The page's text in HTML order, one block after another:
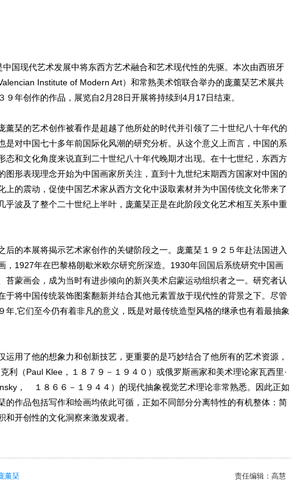
现代艺术发展中将东西方艺术融合和艺术现代性的先驱。本次由西班牙
Institute of Modern Art）和常熟美术馆联合举办的庞薰琹艺术展共
９年创作的作品，展览自2月28日开展将持续到4月17日结束。
琹的艺术创作被看作是超越了他所处的时代并引领了二十世纪八十年代的
是对中国七十多年前国际化风潮的研究分析。从这个意义上而言，中国的系
态和文化角度来说直到二十世纪八十年代晚期才出现。在十七世纪，东西方
图形表现理念开始为中国画家所关注，直到十九世纪末期西方国家对中国的
上的震动，促使中国艺术家从西方文化中汲取素材并为中国传统文化带来了
乎波及了整个二十世纪上半叶，庞薰琹正是在此阶段文化艺术相互关系中重
的本展将揭示艺术家创作的关键阶段之一。庞薰琹１９２５年赴法国进入
，1927年在巴黎格朗歇米欧尔研究所深造。1930年回国后系统研究中国画
苔蒙画会，成为当时有进步倾向的新兴美术启蒙运动组织者之一。研究者认
于将中国传统装饰图案翻新并结合其他元素置放于现代性的背景之下。尽管
年,它们至今仍有着非凡的意义，既是对最传统造型风格的继承也有着最抽象
用了他的想象力和创新技艺，更重要的是巧妙结合了他所有的艺术资源，
利（Paul Klee，１８７９－１９４０）或俄罗斯画家和美术理论家瓦西里·
， １８６６－１９４４）的现代抽象视觉艺术理论非常熟悉。因此正如
的作品包括写作和绘画均依此可循，正如不同部分分离特性的有机整体：简
和开创性的文化洞察来激发观者。
责任编辑：高慧
薰琹